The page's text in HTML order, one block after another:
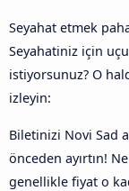
Seyahat etmek
Seyahatiniz için
istiyorsunuz? O
izleyin:
Biletinizi Novi Sad
önceden ayırtın!
genellikle fiyat o